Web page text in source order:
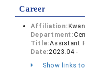
Career
Affiliation:
Department:
Title:Assistant
Date:2023.04 -
Show links